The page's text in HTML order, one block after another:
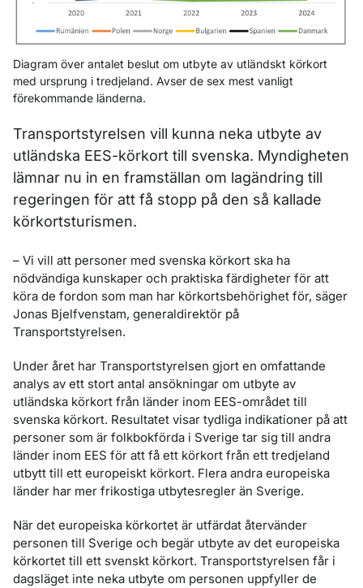
Diagram över antalet beslut om utbyte av utländskt körkort
med ursprung i tredjeland. Avser de sex mest vanligt
förekommande länderna.
Transportstyrelsen vill kunna neka utbyte av
utländska EES-körkort till svenska. Myndigheten
lämnar nu in en framställan om lagändring till
regeringen för att få stopp på den så kallade
körkortsturismen.
– Vi vill att personer med svenska körkort ska ha
nödvändiga kunskaper och praktiska färdigheter för att
köra de fordon som man har körkortsbehörighet för, säger
Jonas Bjelfvenstam, generaldirektör på
Transportstyrelsen.
Under året har Transportstyrelsen gjort en omfattande
analys av ett stort antal ansökningar om utbyte av
utländska körkort från länder inom EES-området till
svenska körkort. Resultatet visar tydliga indikationer på att
personer som är folkbokförda i Sverige tar sig till andra
länder inom EES för att få ett körkort från ett tredjeland
utbytt till ett europeiskt körkort. Flera andra europeiska
länder har mer frikostiga utbytesregler än Sverige.
När det europeiska körkortet är utfärdat återvänder
personen till Sverige och begär utbyte av det europeiska
körkortet till ett svenskt körkort. Transportstyrelsen får i
dagsläget inte neka utbyte om personen uppfyller de